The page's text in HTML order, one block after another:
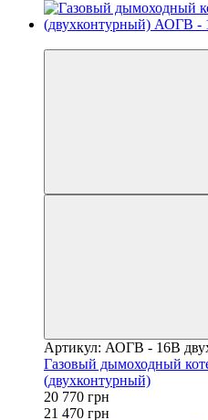
Артикул: АОГВ - 16В
Газовый дымоходный
(двухконтурный)
20 770 грн
21 470 грн